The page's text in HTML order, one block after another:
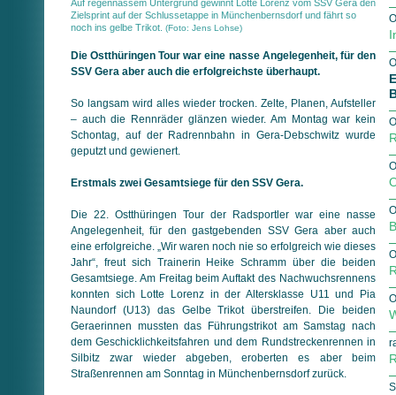
Auf regennassem Untergrund gewinnt Lotte Lorenz vom SSV Gera den
Zielsprint auf der Schlussetappe in Münchenbernsdorf und fährt so
noch ins gelbe Trikot. (Foto: Jens Lohse)
Die Ostthüringen Tour war eine nasse Angelegenheit, für den
SSV Gera aber auch die erfolgreichste überhaupt.
So langsam wird alles wieder trocken. Zelte, Planen, Aufsteller
– auch die Rennräder glänzen wieder. Am Montag war kein
Schontag, auf der Radrennbahn in Gera-Debschwitz wurde
geputzt und gewienert.
Erstmals zwei Gesamtsiege für den SSV Gera.
Die 22. Ostthüringen Tour der Radsportler war eine nasse
Angelegenheit, für den gastgebenden SSV Gera aber auch
eine erfolgreiche. „Wir waren noch nie so erfolgreich wie dieses
Jahr“, freut sich Trainerin Heike Schramm über die beiden
Gesamtsiege. Am Freitag beim Auftakt des Nachwuchsrennens
konnten sich Lotte Lorenz in der Altersklasse U11 und Pia
Naundorf (U13) das Gelbe Trikot überstreifen. Die beiden
Geraerinnen mussten das Führungstrikot am Samstag nach
dem Geschicklichkeitsfahren und dem Rundstreckenrennen in
Silbitz zwar wieder abgeben, eroberten es aber beim
Straßenrennen am Sonntag in Münchenbernsdorf zurück.